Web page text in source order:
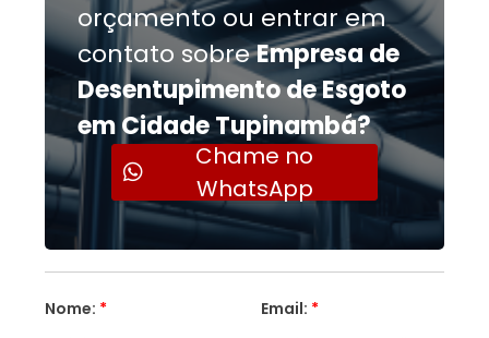
orçamento ou entrar em
contato sobreEmpresa de
Desentupimento de Esgoto
em Cidade Tupinambá?
Chame no
WhatsApp
Nome: * Email: *